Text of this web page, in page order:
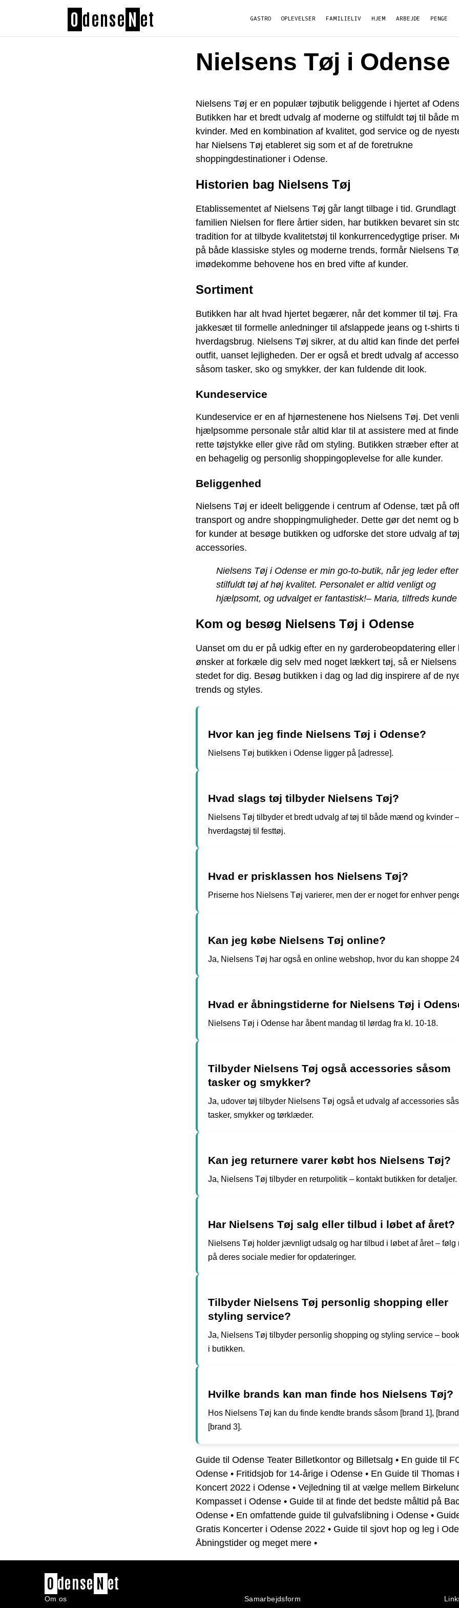
O dense N et GASTRO OPLEVELSER FAMILIELIV HJEM ARBEJDE PENGE
Nielsens Tøj i Odense
Nielsens Tøj er en populær tøjbutik beliggende i hjertet af
Butikken har et bredt udvalg af moderne og stilfuldt tøj til både
kvinder. Med en kombination af kvalitet, god service og de
har Nielsens Tøj etableret sig som et af de foretrukne
shoppingdestinationer i Odense.
Historien bag Nielsens Tøj
Etablissementet af Nielsens Tøj går langt tilbage i tid. Grundlagt
familien Nielsen for flere årtier siden, har butikken bevaret sin
tradition for at tilbyde kvalitetstøj til konkurrencedygtige priser.
på både klassiske styles og moderne trends, formår Nielsens
imødekomme behovene hos en bred vifte af kunder.
Sortiment
Butikken har alt hvad hjertet begærer, når det kommer til tøj.
jakkesæt til formelle anledninger til afslappede jeans og t-shirts
hverdagsbrug. Nielsens Tøj sikrer, at du altid kan finde det
outfit, uanset lejligheden. Der er også et bredt udvalg af
såsom tasker, sko og smykker, der kan fuldende dit look.
Kundeservice
Kundeservice er en af hjørnestenene hos Nielsens Tøj. Det
hjælpsomme personale står altid klar til at assistere med at
rette tøjstykke eller give råd om styling. Butikken stræber efter
en behagelig og personlig shoppingoplevelse for alle kunder.
Beliggenhed
Nielsens Tøj er ideelt beliggende i centrum af Odense, tæt på
transport og andre shoppingmuligheder. Dette gør det nemt og
for kunder at besøge butikken og udforske det store udvalg af
accessories.
Nielsens Tøj i Odense er min go-to-butik, når jeg leder efter
stilfuldt tøj af høj kvalitet. Personalet er altid venligt og
hjælpsomt, og udvalget er fantastisk!– Maria, tilfreds kunde
Kom og besøg Nielsens Tøj i Odense
Uanset om du er på udkig efter en ny garderobeopdatering eller
ønsker at forkæle dig selv med noget lækkert tøj, så er Nielsens
stedet for dig. Besøg butikken i dag og lad dig inspirere af de
trends og styles.
Hvor kan jeg finde Nielsens Tøj i Odense?
Nielsens Tøj butikken i Odense ligger på [adresse].
Hvad slags tøj tilbyder Nielsens Tøj?
Nielsens Tøj tilbyder et bredt udvalg af tøj til både mænd og kvinder
hverdagstøj til festtøj.
Hvad er prisklassen hos Nielsens Tøj?
Priserne hos Nielsens Tøj varierer, men der er noget for enhver
Kan jeg købe Nielsens Tøj online?
Ja, Nielsens Tøj har også en online webshop, hvor du kan shoppe
Hvad er åbningstiderne for Nielsens Tøj i
Nielsens Tøj i Odense har åbent mandag til lørdag fra kl. 10-18.
Tilbyder Nielsens Tøj også accessories såsom
tasker og smykker?
Ja, udover tøj tilbyder Nielsens Tøj også et udvalg af accessories
tasker, smykker og tørklæder.
Kan jeg returnere varer købt hos Nielsens Tøj?
Ja, Nielsens Tøj tilbyder en returpolitik – kontakt butikken for detaljer.
Har Nielsens Tøj salg eller tilbud i løbet af året?
Nielsens Tøj holder jævnligt udsalg og har tilbud i løbet af året – følg
på deres sociale medier for opdateringer.
Tilbyder Nielsens Tøj personlig shopping eller
styling service?
Ja, Nielsens Tøj tilbyder personlig shopping og styling service –
i butikken.
Hvilke brands kan man finde hos Nielsens Tøj?
Hos Nielsens Tøj kan du finde kendte brands såsom [brand 1],
[brand 3].
Guide til Odense Teater Billetkontor og Billetsalg • En guide til
Odense • Fritidsjob for 14-årige i Odense • En Guide til Thomas
Koncert 2022 i Odense • Vejledning til at vælge mellem
Kompasset i Odense • Guide til at finde det bedste måltid på
Odense • En omfattende guide til gulvafslibning i Odense •
Gratis Koncerter i Odense 2022 • Guide til sjovt hop og leg i
Åbningstider og meget mere •
O dense N et
Om os Samarbejdsform